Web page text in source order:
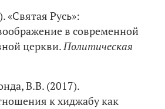
«Святая Русь»:
в современной
церкви.Политическая
В.В. (2017).
к хиджабу как